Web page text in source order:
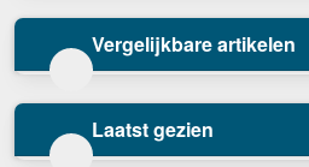
Vergelijkbare artikelen
Laatst gezien